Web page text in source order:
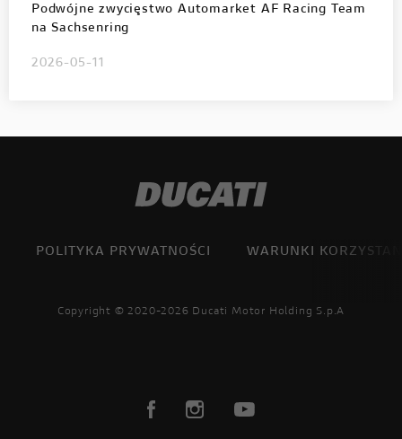
Podwójne zwycięstwo Automarket AF Racing Team
na Sachsenring
2026-05-11
POLITYKA PRYWATNOŚCI WARUNKI
Copyright © 2020-2026 Ducati Motor Holding S.p.A